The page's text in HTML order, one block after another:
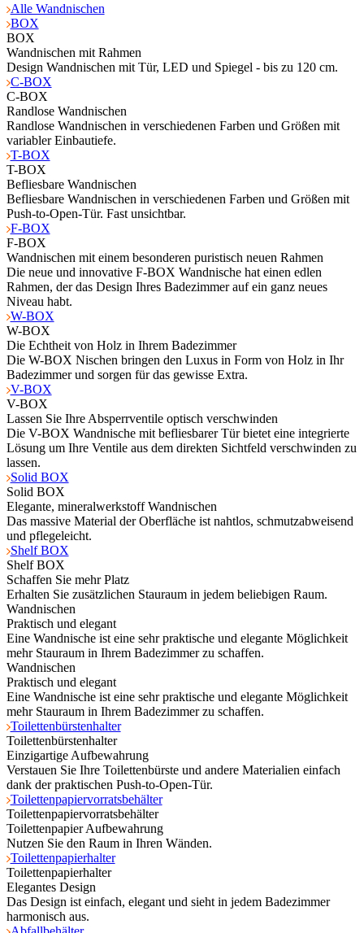
Alle Wandnischen
BOX
BOX
Wandnischen mit Rahmen
Design Wandnischen mit Tür, LED und Spiegel - bis zu 120 cm.
C-BOX
C-BOX
Randlose Wandnischen
Randlose Wandnischen in verschiedenen Farben und Größen mit
variabler Einbautiefe.
T-BOX
T-BOX
Befliesbare Wandnischen
Befliesbare Wandnischen in verschiedenen Farben und Größen mit
Push-to-Open-Tür. Fast unsichtbar.
F-BOX
F-BOX
Wandnischen mit einem besonderen puristisch neuen Rahmen
Die neue und innovative F-BOX Wandnische hat einen edlen
Rahmen, der das Design Ihres Badezimmer auf ein ganz neues
Niveau habt.
W-BOX
W-BOX
Die Echtheit von Holz in Ihrem Badezimmer
Die W-BOX Nischen bringen den Luxus in Form von Holz in Ihr
Badezimmer und sorgen für das gewisse Extra.
V-BOX
V-BOX
Lassen Sie Ihre Absperrventile optisch verschwinden
Die V-BOX Wandnische mit befliesbarer Tür bietet eine integrierte
Lösung um Ihre Ventile aus dem direkten Sichtfeld verschwinden zu
lassen.
Solid BOX
Solid BOX
Elegante, mineralwerkstoff Wandnischen
Das massive Material der Oberfläche ist nahtlos, schmutzabweisend
und pflegeleicht.
Shelf BOX
Shelf BOX
Schaffen Sie mehr Platz
Erhalten Sie zusätzlichen Stauraum in jedem beliebigen Raum.
Wandnischen
Praktisch und elegant
Eine Wandnische ist eine sehr praktische und elegante Möglichkeit
mehr Stauraum in Ihrem Badezimmer zu schaffen.
Wandnischen
Praktisch und elegant
Eine Wandnische ist eine sehr praktische und elegante Möglichkeit
mehr Stauraum in Ihrem Badezimmer zu schaffen.
Toilettenbürstenhalter
Toilettenbürstenhalter
Einzigartige Aufbewahrung
Verstauen Sie Ihre Toilettenbürste und andere Materialien einfach
dank der praktischen Push-to-Open-Tür.
Toilettenpapiervorratsbehälter
Toilettenpapiervorratsbehälter
Toilettenpapier Aufbewahrung
Nutzen Sie den Raum in Ihren Wänden.
Toilettenpapierhalter
Toilettenpapierhalter
Elegantes Design
Das Design ist einfach, elegant und sieht in jedem Badezimmer
harmonisch aus.